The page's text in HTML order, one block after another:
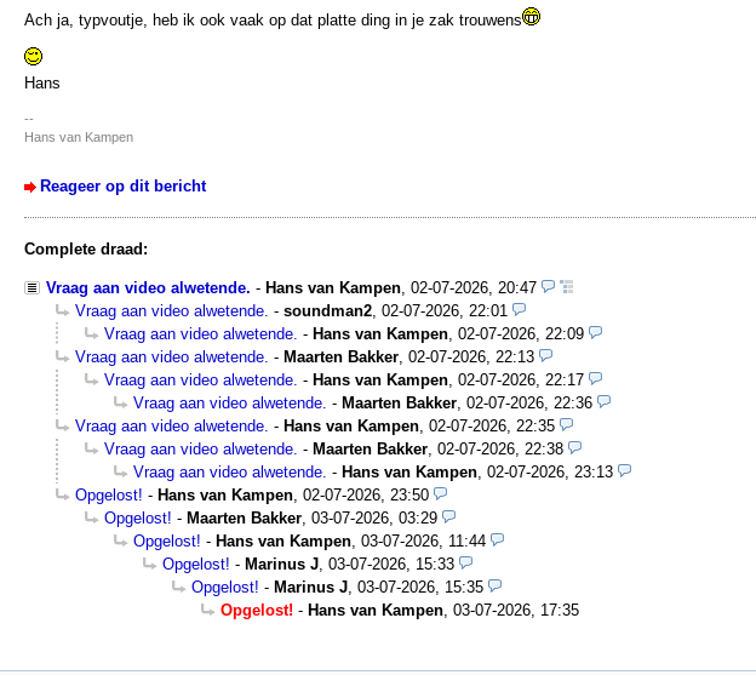
Ach ja, typvoutje, heb ik ook vaak op dat platte ding in je zak trouwens
Hans
--
Hans van Kampen
Reageer op dit bericht
Complete draad:
Vraag aan video alwetende. - Hans van Kampen, 02-07-2026, 20:47
Vraag aan video alwetende. - soundman2, 02-07-2026, 22:01
Vraag aan video alwetende. - Hans van Kampen, 02-07-2026, 22:09
Vraag aan video alwetende. - Maarten Bakker, 02-07-2026, 22:13
Vraag aan video alwetende. - Hans van Kampen, 02-07-2026, 22:17
Vraag aan video alwetende. - Maarten Bakker, 02-07-2026, 22:36
Vraag aan video alwetende. - Hans van Kampen, 02-07-2026, 22:35
Vraag aan video alwetende. - Maarten Bakker, 02-07-2026, 22:38
Vraag aan video alwetende. - Hans van Kampen, 02-07-2026, 23:13
Opgelost! - Hans van Kampen, 02-07-2026, 23:50
Opgelost! - Maarten Bakker, 03-07-2026, 03:29
Opgelost! - Hans van Kampen, 03-07-2026, 11:44
Opgelost! - Marinus J, 03-07-2026, 15:33
Opgelost! - Marinus J, 03-07-2026, 15:35
Opgelost! - Hans van Kampen, 03-07-2026, 17:35